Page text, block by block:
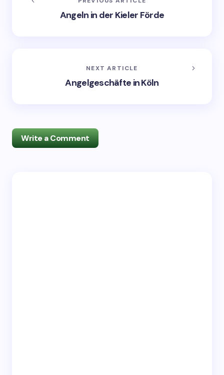
Angeln in der Kieler Förde
NEXT ARTICLE
Angelgeschäfte in Köln
Write a Comment